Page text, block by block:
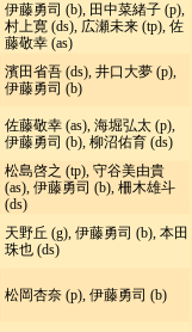
伊藤勇司 (b), 田中菜緒子 (p),
村上寛 (ds), 広瀬未来 (tp), 佐
藤敬幸 (as)
濱田省吾 (ds), 井口大夢 (p),
伊藤勇司 (b)
佐藤敬幸 (as), 海堀弘太 (p),
伊藤勇司 (b), 柳沼佑育 (ds)
松島啓之 (tp), 守谷美由貴
(as), 伊藤勇司 (b), 柵木雄斗
(ds)
天野丘 (g), 伊藤勇司 (b), 本田
珠也 (ds)
松岡杏奈 (p), 伊藤勇司 (b)